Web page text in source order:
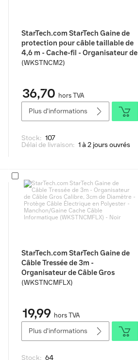
StarTech.com StarTech Gaine de
protection pour câble taillable de
4,6 m - Cache-fil - Organisateur de
cordon (WKSTNCM2) - Noir
(WKSTNCM2)
36,70 hors TVA
Plus d'informations
Stock: 107
Délai de livraison: 1 à 2 jours ouvrés
StarTech.com StarTech Gaine de
Câble Tressée de 3m -
Organisateur de Câble Gros
Calibre, 3cm de Diamètre -
Câble Informatique
(WKSTNCMFLX) - Noir
(WKSTNCMFLX)
19,99 hors TVA
Plus d'informations
Stock: 64